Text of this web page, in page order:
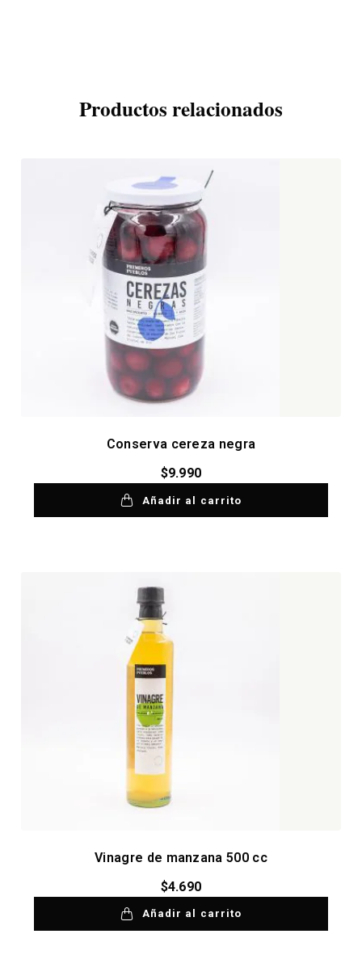
Productos relacionados
Conserva cereza negra
$9.990
Añadir al carrito
Vinagre de manzana 500 cc
$4.690
Añadir al carrito